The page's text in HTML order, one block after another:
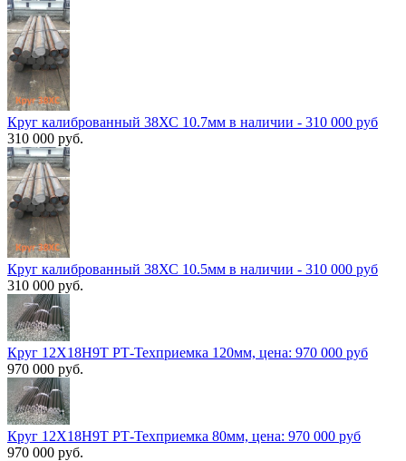
Круг калиброванный 38ХС 10.7мм в наличии - 310 000 руб
310 000 руб.
Круг калиброванный 38ХС 10.5мм в наличии - 310 000 руб
310 000 руб.
Круг 12Х18Н9Т РТ-Техприемка 120мм, цена: 970 000 руб
970 000 руб.
Круг 12Х18Н9Т РТ-Техприемка 80мм, цена: 970 000 руб
970 000 руб.